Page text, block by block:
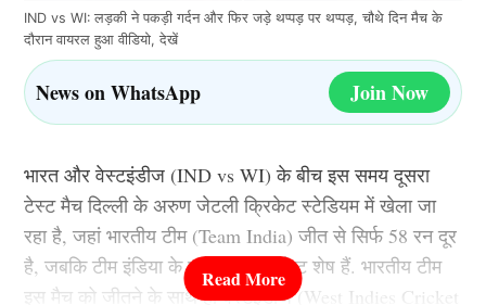
IND vs WI: लड़की ने पकड़ी गर्दन और फिर जड़े थप्पड़ पर थप्पड़, चौथे दिन मैच के
दौरान वायरल हुआ वीडियो, देखें
News on WhatsApp Join Now
भारत और वेस्टइंडीज (IND vs WI) के बीच इस समय दूसरा
टेस्ट मैच दिल्ली के अरुण जेटली क्रिकेट स्टेडियम में खेला जा
रहा है, जहां भारतीय टीम (Team India) जीत से सिर्फ 58 रन दूर
है, जबकि टीम इंडिया के पास कुल 9 विकेट शेष हैं. भारतीय टीम
इस मैच को जीतने के साथ ही वेस्टइंडीज (West Indies Cricket